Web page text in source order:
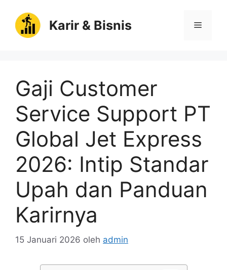
Karir & Bisnis Menu
Gaji Customer
Service Support PT
Global Jet Express
2026: Intip Standar
Upah dan Panduan
Karirnya
15 Januari 2026 oleh admin